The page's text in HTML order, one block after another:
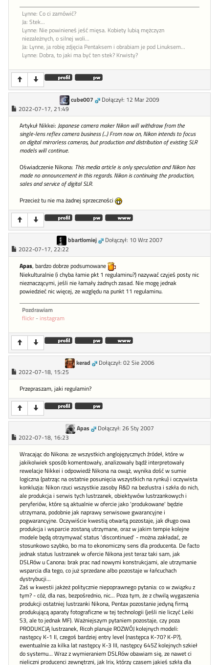
Lynne: Co ci zamówić?
Ja: Stek...
Lynne: Nie powinieneś jeść mięsa. Kobiety lubią mężczyzn
niezależnych, o silnej woli...
Ja: Lynne, ja robię zdjęcia Pentaksem i obrabiam je pod Linuksem...
Lynne: Dobra, to jaki ma być ten stek? Krwisty?
cube007
Dołączył: 12 Mar 2009
2022-07-17, 21:49
Artykuł Nikkei: Japanese camera maker Nikon will withdraw from the
single-lens reflex camera business (...) From now on, Nikon intends to focus
on digital mirrorless cameras, but production and distribution of existing SLR
models will continue.
Oświadczenie Nikona: This media article is only speculation and Nikon has
made no announcement in this regards. Nikon is continuing the production,
sales and service of digital SLR.
Przecież tu nie ma żadnej sprzeczności
bbartlomiej
Dołączył: 10 Wrz 2007
2022-07-17, 22:22
Apas, bardzo dobrze podsumowane
Niekulturalnie (i chyba łamie pkt 1 regulaminu?) nazywać czyjeś posty nic
nieznaczącymi, jeśli nie łamały żadnych zasad. Nie mogę jednak
powiedzieć nic więcej, ze względu na punkt 11 regulaminu.
Pozdrawiam
flickr - instagram
kerad
Dołączył: 02 Sie 2006
2022-07-18, 15:25
Przepraszam, jaki regulamin?
Apas
Dołączył: 26 Sty 2007
2022-07-18, 16:23
Wracając do Nikona: ze wszystkich anglojęzycznych źródeł, które w
jakikolwiek sposób komentowały, analizowały bądź interpretowały
rewelacje Nikkei i odpowiedź Nikona na owąż, wynika dość w sumie
logiczna (patrząc na ostatnie posunięcia wszystkich na rynku) i oczywista
konkluzja: Nikon rzuci wszystkie zasoby R&D na bezlustra i szkła do nich,
ale produkcja i serwis tych lustrzanek, obiektywów lustrzankowych i
peryferiów, które są aktualnie w ofercie jako 'produkowane' będzie
utrzymana, podobnie jak naprawy serwisowe gwarancyjne i
pogwarancyjne. Oczywiście kwestią otwartą pozostaje, jak długo owa
produkcja i wsparcie zostaną utrzymane, oraz w jakim tempie kolejne
modele będą otrzymywać status 'discontinued' - można zakładać, ze
stosunkowo szybko, bo ma to ekonomiczny sens dla producenta. De facto
jednak status lustrzanek w ofercie Nikona jest teraz taki sam, jak
DSLRów u Canona: brak prac nad nowymi konstrukcjami, ale utrzymanie
wsparcia dla tego, co już sprzedane albo pozostaje w łańcuchach
dystrybucji...
Zaś w kwestii jakżeż politycznie niepoprawnego pytania: co w związku z
tym? - cóż, dla nas, bezpośrednio, nic... Poza tym, że z chwilą wygaszenia
produkcji ostatniej lustrzanki Nikona, Pentax pozostanie jedyną firmą
produkującą aparaty fotograficzne w tej technologii (jeśli nie liczyć Leiki
S3, ale to jednak MF). Ważniejszym pytaniem pozostaje, czy poza
PRODUKCJĄ lustrzanek, Ricoh planuje ROZWÓJ kolejnych modeli:
następcy K-1 II, czegoś bardziej entry level (następca K-70? K-P?),
ewentualnie za kilka lat następcy K-3 III, następcy 645Z kolejnych szkieł
do systemu... Wraz z wymieraniem DSLRów obawiam się, ze nawet ci
nieliczni producenci zewnętrzni, jak Irix, którzy czasem jakieś szkła dla